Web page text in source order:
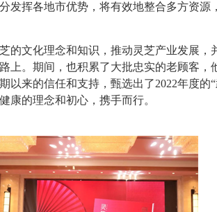
发挥各地市优势，将有效地整合多方资源
的文化理念和知识，推动灵芝产业发展，
上。期间，也积累了大批忠实的老顾客，
以来的信任和支持，甄选出了2022年度的
康的理念和初心，携手而行。